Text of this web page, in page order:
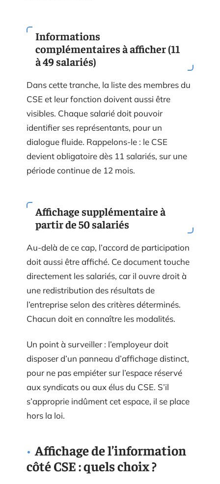
Informations
complémentaires à afficher (11
à 49 salariés)
Dans cette tranche, la liste des membres du
CSE et leur fonction doivent aussi être
visibles. Chaque salarié doit pouvoir
identifier ses représentants, pour un
dialogue fluide. Rappelons-le : le CSE
devient obligatoire dès 11 salariés, sur une
période continue de 12 mois.
Affichage supplémentaire à
partir de 50 salariés
Au-delà de ce cap, l’accord de participation
doit aussi être affiché. Ce document touche
directement les salariés, car il ouvre droit à
une redistribution des résultats de
l’entreprise selon des critères déterminés.
Chacun doit en connaître les modalités.
Un point à surveiller : l’employeur doit
disposer d’un panneau d’affichage distinct,
pour ne pas empiéter sur l’espace réservé
aux syndicats ou aux élus du CSE. S’il
s’approprie indûment cet espace, il se place
hors la loi.
Affichage de l’information
côté CSE : quels choix ?